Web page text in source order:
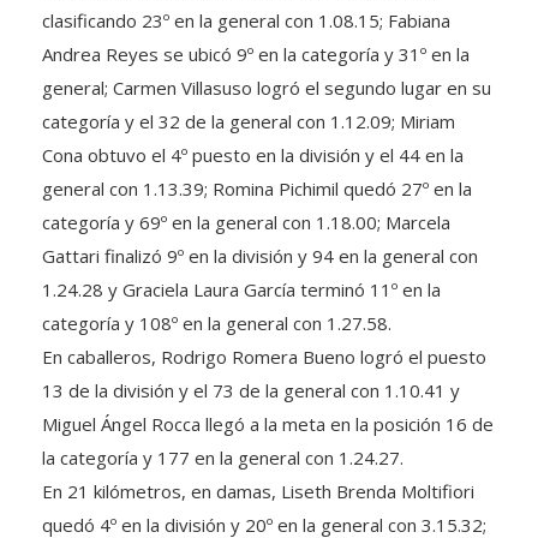
clasificando 23º en la general con 1.08.15; Fabiana
Andrea Reyes se ubicó 9º en la categoría y 31º en la
general; Carmen Villasuso logró el segundo lugar en su
categoría y el 32 de la general con 1.12.09; Miriam
Cona obtuvo el 4º puesto en la división y el 44 en la
general con 1.13.39; Romina Pichimil quedó 27º en la
categoría y 69º en la general con 1.18.00; Marcela
Gattari finalizó 9º en la división y 94 en la general con
1.24.28 y Graciela Laura García terminó 11º en la
categoría y 108º en la general con 1.27.58.
En caballeros, Rodrigo Romera Bueno logró el puesto
13 de la división y el 73 de la general con 1.10.41 y
Miguel Ángel Rocca llegó a la meta en la posición 16 de
la categoría y 177 en la general con 1.24.27.
En 21 kilómetros, en damas, Liseth Brenda Moltifiori
quedó 4º en la división y 20º en la general con 3.15.32;